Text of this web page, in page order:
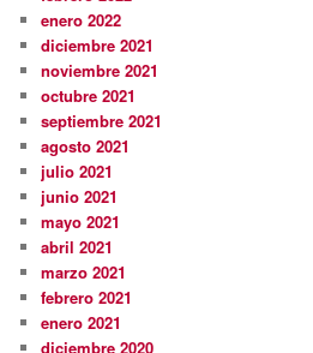
enero 2022
diciembre 2021
noviembre 2021
octubre 2021
septiembre 2021
agosto 2021
julio 2021
junio 2021
mayo 2021
abril 2021
marzo 2021
febrero 2021
enero 2021
diciembre 2020